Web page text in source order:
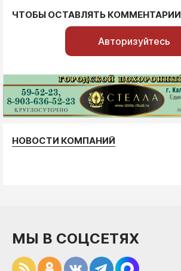
ЧТОБЫ ОСТАВЛЯТЬ КОММЕНТАРИИ
Авторизуйтесь
НОВОСТИ КОМПАНИЙ
МЫ В СОЦСЕТЯХ